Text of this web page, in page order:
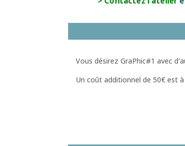
Vous désirez GraPhic#1 avec
Un coût additionnel de 50€ est